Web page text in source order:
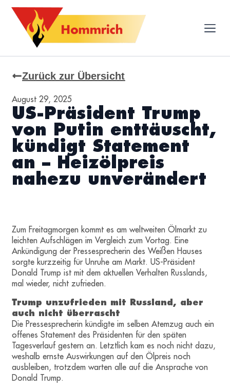
Zurück zur Übersicht
August 29, 2025
US-Präsident Trump
von Putin enttäuscht,
kündigt Statement
an – Heizölpreis
nahezu unverändert
Zum Freitagmorgen kommt es am weltweiten Ölmarkt zu
leichten Aufschlägen im Vergleich zum Vortag. Eine
Ankündigung der Pressesprecherin des Weißen Hauses
sorgte kurzzeitig für Unruhe am Markt. US-Präsident
Donald Trump ist mit dem aktuellen Verhalten Russlands,
mal wieder, nicht zufrieden.
Trump unzufrieden mit Russland, aber
auch nicht überrascht
Die Pressesprecherin kündigte im selben Atemzug auch ein
offenes Statement des Präsidenten für den späten
Tagesverlauf gestern an. Letztlich kam es noch nicht dazu,
weshalb ernste Auswirkungen auf den Ölpreis noch
ausbleiben, trotzdem warten alle auf die Ansprache von
Donald Trump.